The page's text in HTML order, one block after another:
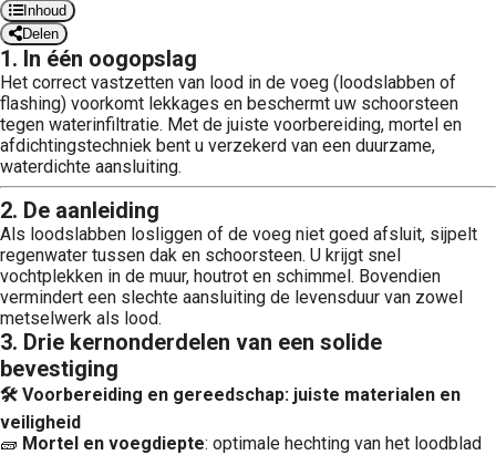
Inhoud
Delen
1. In één oogopslag
Het correct vastzetten van lood in de voeg (loodslabben of
flashing) voorkomt lekkages en beschermt uw schoorsteen
tegen waterinfiltratie. Met de juiste voorbereiding, mortel en
afdichtingstechniek bent u verzekerd van een duurzame,
waterdichte aansluiting.
2. De aanleiding
Als loodslabben losliggen of de voeg niet goed afsluit, sijpelt
regenwater tussen dak en schoorsteen. U krijgt snel
vochtplekken in de muur, houtrot en schimmel. Bovendien
vermindert een slechte aansluiting de levensduur van zowel
metselwerk als lood.
3. Drie kernonderdelen van een solide
bevestiging
🛠️ Voorbereiding en gereedschap: juiste materialen en
veiligheid
🧱 Mortel en voegdiepte: optimale hechting van het loodblad